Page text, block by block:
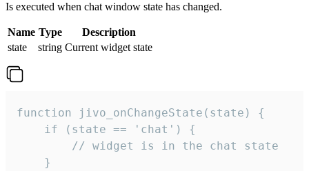
Is executed when chat window state has changed.
Name Type
Description
state
string Current widget state
function jivo_onChangeState(state) {
    if (state == 'chat') {
        // widget is in the chat state
    }